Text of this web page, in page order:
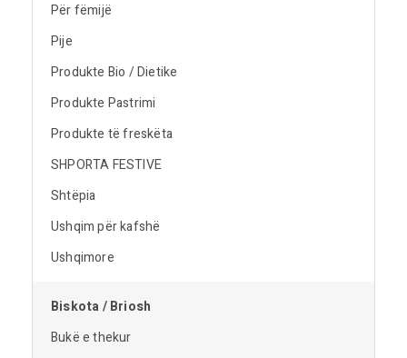
Për fëmijë
Pije
Produkte Bio / Dietike
Produkte Pastrimi
Produkte të freskëta
SHPORTA FESTIVE
Shtëpia
Ushqim për kafshë
Ushqimore
Biskota / Briosh
Bukë e thekur